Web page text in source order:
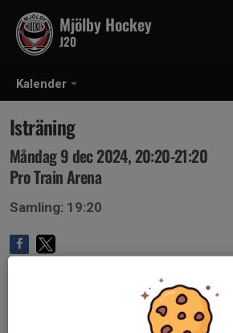
Kalender
Mjölby Hockey
J20
Isträning
Måndag 9 dec 2024, 20:20-21:20
Pro Train Arena
Samling: 19:20